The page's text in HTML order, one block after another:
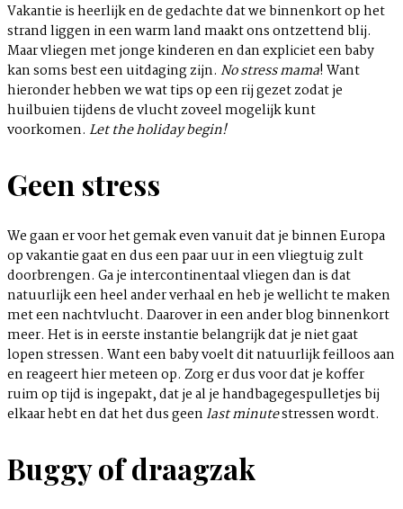
Vakantie is heerlijk en de gedachte dat we binnenkort op het
strand liggen in een warm land maakt ons ontzettend blij.
Maar vliegen met jonge kinderen en dan expliciet een baby
kan soms best een uitdaging zijn. No stress mama! Want
hieronder hebben we wat tips op een rij gezet zodat je
huilbuien tijdens de vlucht zoveel mogelijk kunt
voorkomen. Let the holiday begin!
Geen stress
We gaan er voor het gemak even vanuit dat je binnen Europa
op vakantie gaat en dus een paar uur in een vliegtuig zult
doorbrengen. Ga je intercontinentaal vliegen dan is dat
natuurlijk een heel ander verhaal en heb je wellicht te maken
met een nachtvlucht. Daarover in een ander blog binnenkort
meer. Het is in eerste instantie belangrijk dat je niet gaat
lopen stressen. Want een baby voelt dit natuurlijk feilloos aan
en reageert hier meteen op. Zorg er dus voor dat je koffer
ruim op tijd is ingepakt, dat je al je handbagegespulletjes bij
elkaar hebt en dat het dus geen last minutestressen wordt.
Buggy of draagzak